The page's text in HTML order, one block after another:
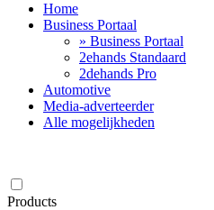
Home
Business Portaal
» Business Portaal
2ehands Standaard
2dehands Pro
Automotive
Media-adverteerder
Alle mogelijkheden
Products